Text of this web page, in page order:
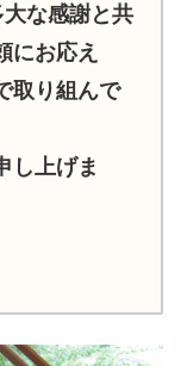
な感謝と共
にお応え
取り組んで
し上げま